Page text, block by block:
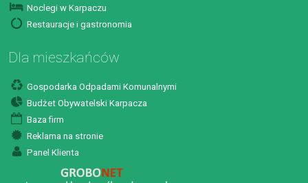
Noclegi w Karpaczu
Restauracje i gastronomia
Dla mieszkańców
Gospodarka Odpadami Komunalnymi
Budżet Obywatelski Karpacza
Baza firm
Reklama na stronie
Panel Klienta